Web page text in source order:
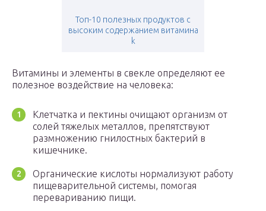
Топ-10 полезных продуктов с
высоким содержанием витамина
k
Витамины и элементы в свекле определяют ее
полезное воздействие на человека:
Клетчатка и пектины очищают организм от
солей тяжелых металлов, препятствуют
размножению гнилостных бактерий в
кишечнике.
Органические кислоты нормализуют работу
пищеварительной системы, помогая
перевариванию пищи.